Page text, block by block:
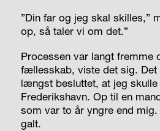
”Din far og jeg skal skilles,”
op, så taler vi om det.”
Processen var langt fremme
fællesskab, viste det sig. Det
længst besluttet, at jeg
Frederikshavn. Op til en
som var to år yngre end
galt.